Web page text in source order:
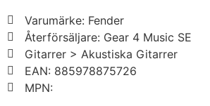
Varumärke: Fender
Återförsäljare: Gear 4 Music SE
Gitarrer > Akustiska Gitarrer
EAN: 885978875726
MPN: